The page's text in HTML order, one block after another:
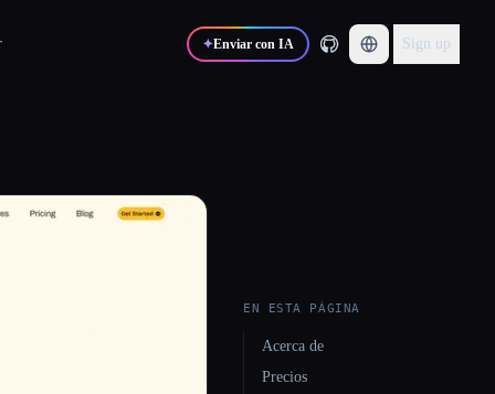
✦Enviar con IA Sign up
EN ESTA PÁGINA
Acerca de
Precios